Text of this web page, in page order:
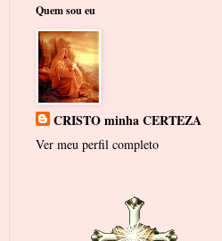
Quem sou eu
CRISTO minha CERTEZA
Ver meu perfil completo